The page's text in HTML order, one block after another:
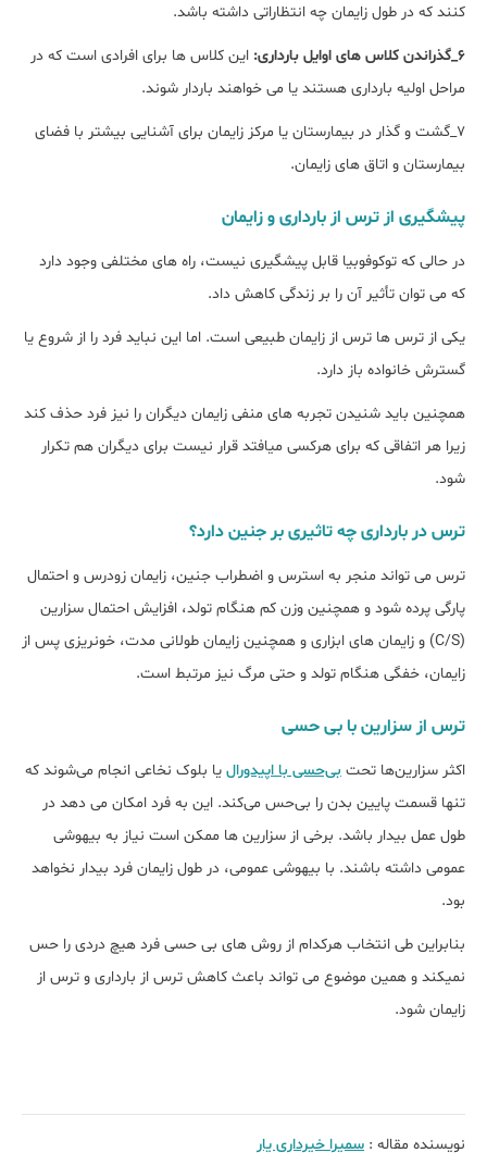
کنند که در طول زایمان چه انتظاراتی داشته باشد.
6_گذراندن کلاس های اوایل بارداری:
این کلاس ها برای افرادی است که در
مراحل اولیه بارداری هستند یا می خواهند باردار شوند.
7_گشت و گذار در بیمارستان یا مرکز زایمان برای آشنایی بیشتر با فضای
بیمارستان و اتاق های زایمان.
پیشگیری از ترس از بارداری و زایمان
در حالی که توکوفوبیا قابل پیشگیری نیست، راه های مختلفی وجود دارد
که می توان تأثیر آن را بر زندگی کاهش داد.
یکی از ترس ها ترس از زایمان طبیعی است. اما این نباید فرد را از شروع یا
گسترش خانواده باز دارد.
همچنین باید شنیدن تجربه های منفی زایمان دیگران را نیز فرد حذف کند
زیرا هر اتفاقی که برای هرکسی میافتد قرار نیست برای دیگران هم تکرار
شود.
ترس در بارداری چه تاثیری بر جنین دارد؟
ترس می تواند منجر به استرس و اضطراب جنین، زایمان زودرس و احتمال
پارگی پرده شود و همچنین وزن کم هنگام تولد، افزایش احتمال سزارین
(C/S) و زایمان های ابزاری و همچنین زایمان طولانی مدت، خونریزی پس از
زایمان، خفگی هنگام تولد و حتی مرگ نیز مرتبط است.
ترس از سزارین با بی حسی
اکثر سزارین‌ها تحت بی‌حسی با اپیدورال یا بلوک نخاعی انجام می‌شوند که
تنها قسمت پایین بدن را بی‌حس می‌کند. این به فرد امکان می دهد در
طول عمل بیدار باشد. برخی از سزارین ها ممکن است نیاز به بیهوشی
عمومی داشته باشند. با بیهوشی عمومی، در طول زایمان فرد بیدار نخواهد
بود.
بنابراین طی انتخاب هرکدام از روش های بی حسی فرد هیچ دردی را حس
نمیکند و همین موضوع می تواند باعث کاهش ترس از بارداری و ترس از
زایمان شود.
نویسنده مقاله : سمیرا خیرداری یار